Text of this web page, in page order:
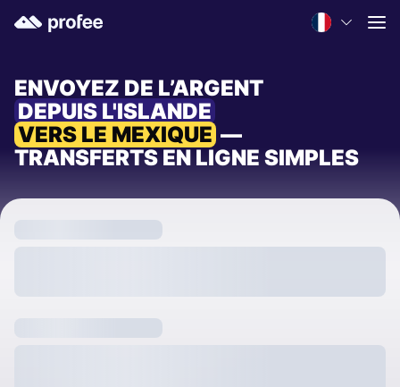
ENVOYEZ DE L’ARGENT
DEPUIS L'ISLANDE
VERS LE MEXIQUE —
TRANSFERTS EN LIGNE SIMPLES